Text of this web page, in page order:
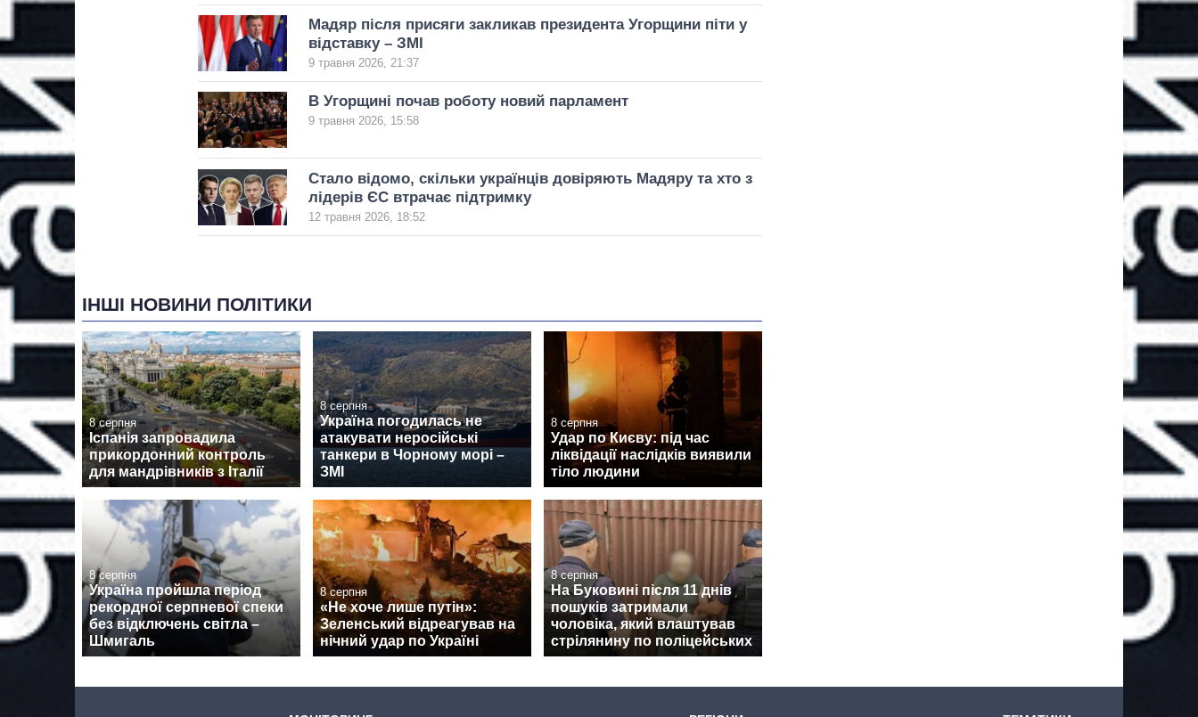
Мадяр після присяги закликав президента Угорщини піти у
відставку – ЗМІ
9 травня 2026, 21:37
В Угорщині почав роботу новий парламент
9 травня 2026, 15:58
Стало відомо, скільки українців довіряють Мадяру та хто з
лідерів ЄС втрачає підтримку
12 травня 2026, 18:52
ІНШІ НОВИНИ ПОЛІТИКИ
8 серпня
Іспанія запровадила
прикордонний контроль
для мандрівників з Італії
8 серпня
Україна погодилась не
атакувати неросійські
танкери в Чорному морі –
ЗМІ
8 серпня
Удар по Києву: під час
ліквідації наслідків виявили
тіло людини
8 серпня
Україна пройшла період
рекордної серпневої спеки
без відключень світла –
Шмигаль
8 серпня
«Не хоче лише путін»:
Зеленський відреагував на
нічний удар по Україні
8 серпня
На Буковині після 11 днів
пошуків затримали
чоловіка, який влаштував
стрілянину по поліцейських